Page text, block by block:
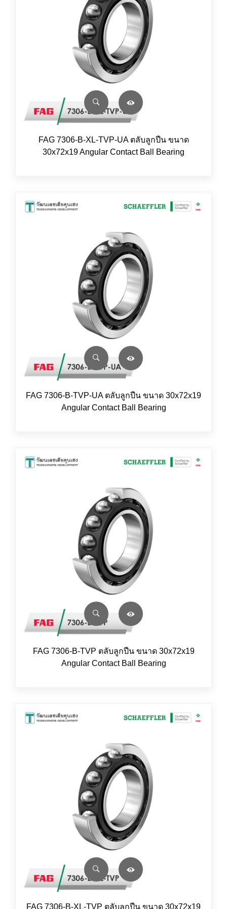
FAG 7306-B-XL-TVP-UA ตลับลูกปืน ขนาด
30x72x19 Angular Contact Ball Bearing
FAG 7306-B-TVP-UA ตลับลูกปืน ขนาด 30x72x19
Angular Contact Ball Bearing
FAG 7306-B-TVP ตลับลูกปืน ขนาด 30x72x19
Angular Contact Ball Bearing
FAG 7306-B-XL-TVP ตลับลูกปืน ขนาด 30x72x19